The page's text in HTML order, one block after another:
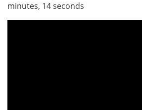
minutes, 14 seconds